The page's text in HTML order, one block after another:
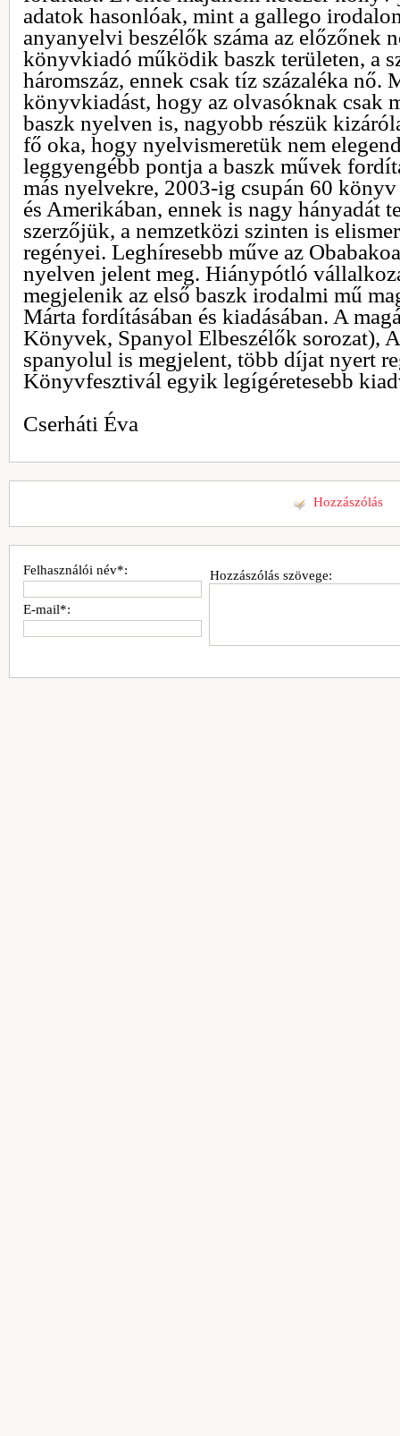
adatok hasonlóak, mint a gallego
anyanyelvi beszélők száma az előzőnek
könyvkiadó működik baszk területen, a
háromszáz, ennek csak tíz százaléka nő.
könyvkiadást, hogy az olvasóknak csak
baszk nyelven is, nagyobb részük
fő oka, hogy nyelvismeretük nem
leggyengébb pontja a baszk művek
más nyelvekre, 2003-ig csupán 60
és Amerikában, ennek is nagy hányadát
szerzőjük, a nemzetközi szinten is
regényei. Leghíresebb műve az
nyelven jelent meg. Hiánypótló
megjelenik az első baszk irodalmi mű
Márta fordításában és kiadásában. A
Könyvek, Spanyol Elbeszélők sorozat),
spanyolul is megjelent, több díjat nyert
Könyvfesztivál egyik legígéretesebb
Cserháti Éva
Hozzászólás
Hozzászólás szövege:
Felhasználói név*:
E-mail*: